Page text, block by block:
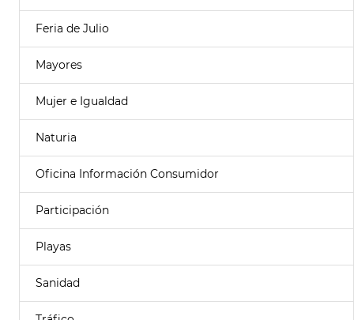
Feria de Julio
Mayores
Mujer e Igualdad
Naturia
Oficina Información Consumidor
Participación
Playas
Sanidad